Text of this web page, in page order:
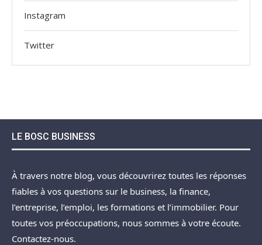
Instagram
Twitter
LE BOSC BUSINESS
À travers notre blog, vous découvrirez toutes les réponses
fiables à vos questions sur le business, la finance,
l’entreprise, l’emploi, les formations et l’immobilier. Pour
toutes vos préoccupations, nous sommes à votre écoute.
Contactez-nous.